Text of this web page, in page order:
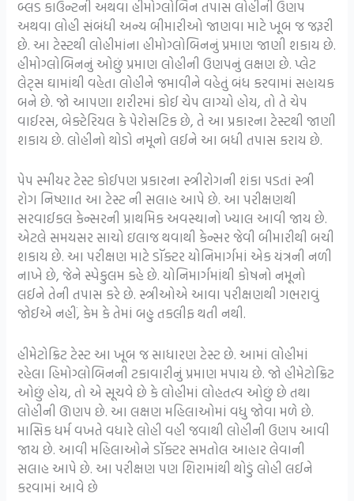
બ્લડ કાઉન્ટની અથવા હીમોગ્લોબિન તપાસ લોહીની ઉણપ
અથવા લોહી સંબંધી અન્ય બીમારીઓ જાણવા માટે ખૂબ જ જરૂરી
છે. આ ટેસ્ટથી લોહીમાંના હીમોગ્લોબિનનું પ્રમાણ જાણી શકાય છે.
હીમોગ્લોબિનનું ઓછું પ્રમાણ લોહીની ઉણપનું લક્ષણ છે. પ્લેટ
લેટ્સ ઘામાંથી વહેતા લોહીને જમાવીને વહેતું બંધ કરવામાં સહાયક
બને છે. જો આપણા શરીરમાં કોઈ ચેપ લાગ્યો હોય, તો તે ચેપ
વાઈરસ, બેક્ટેરિયલ કે પેરોસટિક છે, તે આ પ્રકારના ટેસ્ટથી જાણી
શકાય છે. લોહીનો થોડો નમૂનો લઈને આ બધી તપાસ કરાય છે.
પેપ સ્મીયર ટેસ્ટ કોઈપણ પ્રકારના સ્ત્રીરોગની શંકા પડતાં સ્ત્રી
રોગ નિષ્ણાત આ ટેસ્ટ ની સલાહ આપે છે. આ પરીક્ષણથી
સરવાઈકલ કેન્સરની પ્રાથમિક અવસ્થાનો ખ્યાલ આવી જાય છે.
એટલે સમયસર સાચો ઇલાજ થવાથી કેન્સર જેવી બીમારીથી બચી
શકાય છે. આ પરીક્ષણ માટે ડૉક્ટર યોનિમાર્ગમાં એક યંત્રની નળી
નાખે છે, જેને સ્પેકુલમ કહે છે. યોનિમાર્ગમાંથી કોષનો નમૂનો
લઈને તેની તપાસ કરે છે. સ્ત્રીઓએ આવા પરીક્ષણથી ગભરાવું
જોઈએ નહીં, કેમ કે તેમાં બહુ તકલીફ થતી નથી.
હીમેટોક્રિટ ટેસ્ટ આ ખૂબ જ સાધારણ ટેસ્ટ છે. આમાં લોહીમાં
રહેલા હિમોગ્લોબિનની ટકાવારીનું પ્રમાણ મપાય છે. જો હીમેટોક્રિટ
ઓછું હોય, તો એ સૂચવે છે કે લોહીમાં લોહતત્વ ઓછું છે તથા
લોહીની ઊણપ છે. આ લક્ષણ મહિલાઓમાં વધુ જોવા મળે છે.
માસિક ધર્મ વખતે વધારે લોહી વહી જવાથી લોહીની ઉણપ આવી
જાય છે. આવી મહિલાઓને ડૉક્ટર સમતોલ આહાર લેવાની
સલાહ આપે છે. આ પરીક્ષણ પણ શિરામાંથી થોડું લોહી લઈને
કરવામાં આવે છે